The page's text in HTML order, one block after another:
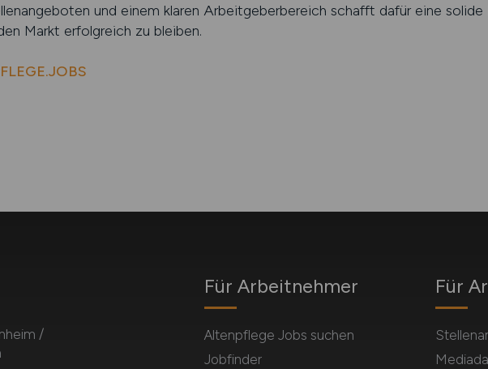
und einem klaren Arbeitgeberbereich schafft dafür eine solide
Markt erfolgreich zu bleiben.
/
Für Arbeitnehmer
Altenpflege Jobs suchen
Jobfinder
Für